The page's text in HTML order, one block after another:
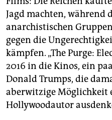
Jagd machten, während
anarchistischen
gegen die
kämpfen. „The Purge:
2016 in die Kinos, ein
Donald Trumps, die
aberwitzige Möglichkeit
Hollywoodautor